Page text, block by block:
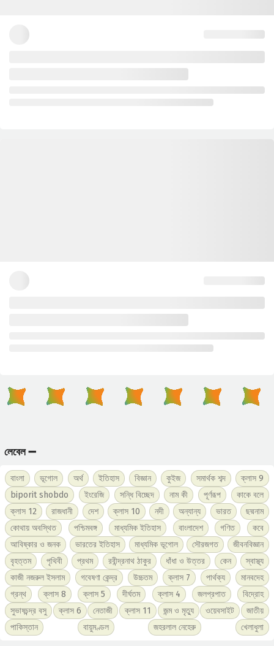
লেবেল ➖
বাংলা ভূগোল অর্থ ইতিহাস বিজ্ঞান কুইজ সমার্থক শব্দ
ক্লাস 9
biporit shobdo
ইংরেজি সন্ধি বিচ্ছেদ নাম কী পূর্ণরূপ
কাকে বলে
ক্লাস 12
রাজধানী দেশ ক্লাস 10 নদী অন্যান্য ভারত
ছদ্মনাম
কোথায় অবস্থিত
পশ্চিমবঙ্গ মাধ্যমিক ইতিহাস বাংলাদেশ গণিত
কবে
আবিষ্কার ও জনক
ভারতের ইতিহাস মাধ্যমিক ভূগোল সৌরজগত
জীবনবিজ্ঞান
বৃহত্তম
পৃথিবী প্রথম রবীন্দ্রনাথ ঠাকুর ধাঁধা ও উত্তর কেন
স্বাস্থ্য
কাজী নজরুল ইসলাম
গবেষণা কেন্দ্র উচ্চতম ক্লাস 7 পার্থক্য
মানবদেহ
গ্রন্থ
ক্লাস 8 ক্লাস 5 দীর্ঘতম ক্লাস 4 জলপ্রপাত
বিদ্রোহ
সুভাষচন্দ্র বসু
ক্লাস 6 নেতাজী ক্লাস 11 জন্ম ও মৃত্যু ওয়েবসাইট
জাতীয়
পাকিস্তান
বায়ুমণ্ডল জহরলাল নেহেরু খেলাধুলা